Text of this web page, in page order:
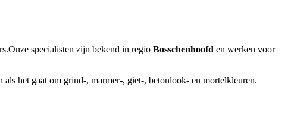
specialisten zijn bekend in regio Bosschenhoofd en werken voor
als het gaat om grind-, marmer-, giet-, betonlook- en mortelkleuren.